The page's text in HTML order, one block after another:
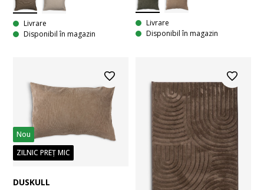
Livrare
Disponibil în magazin
Livrare
Disponibil în magazin
Nou
ZILNIC PREȚ MIC
DUSKULL